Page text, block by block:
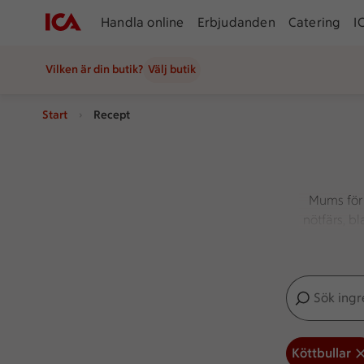
Handla online Erbjudanden Catering
Vilken är din butik? Välj butik
Start Recept
Mums
nötfärs,
en
Sök
Inga förslag
Köttbullar